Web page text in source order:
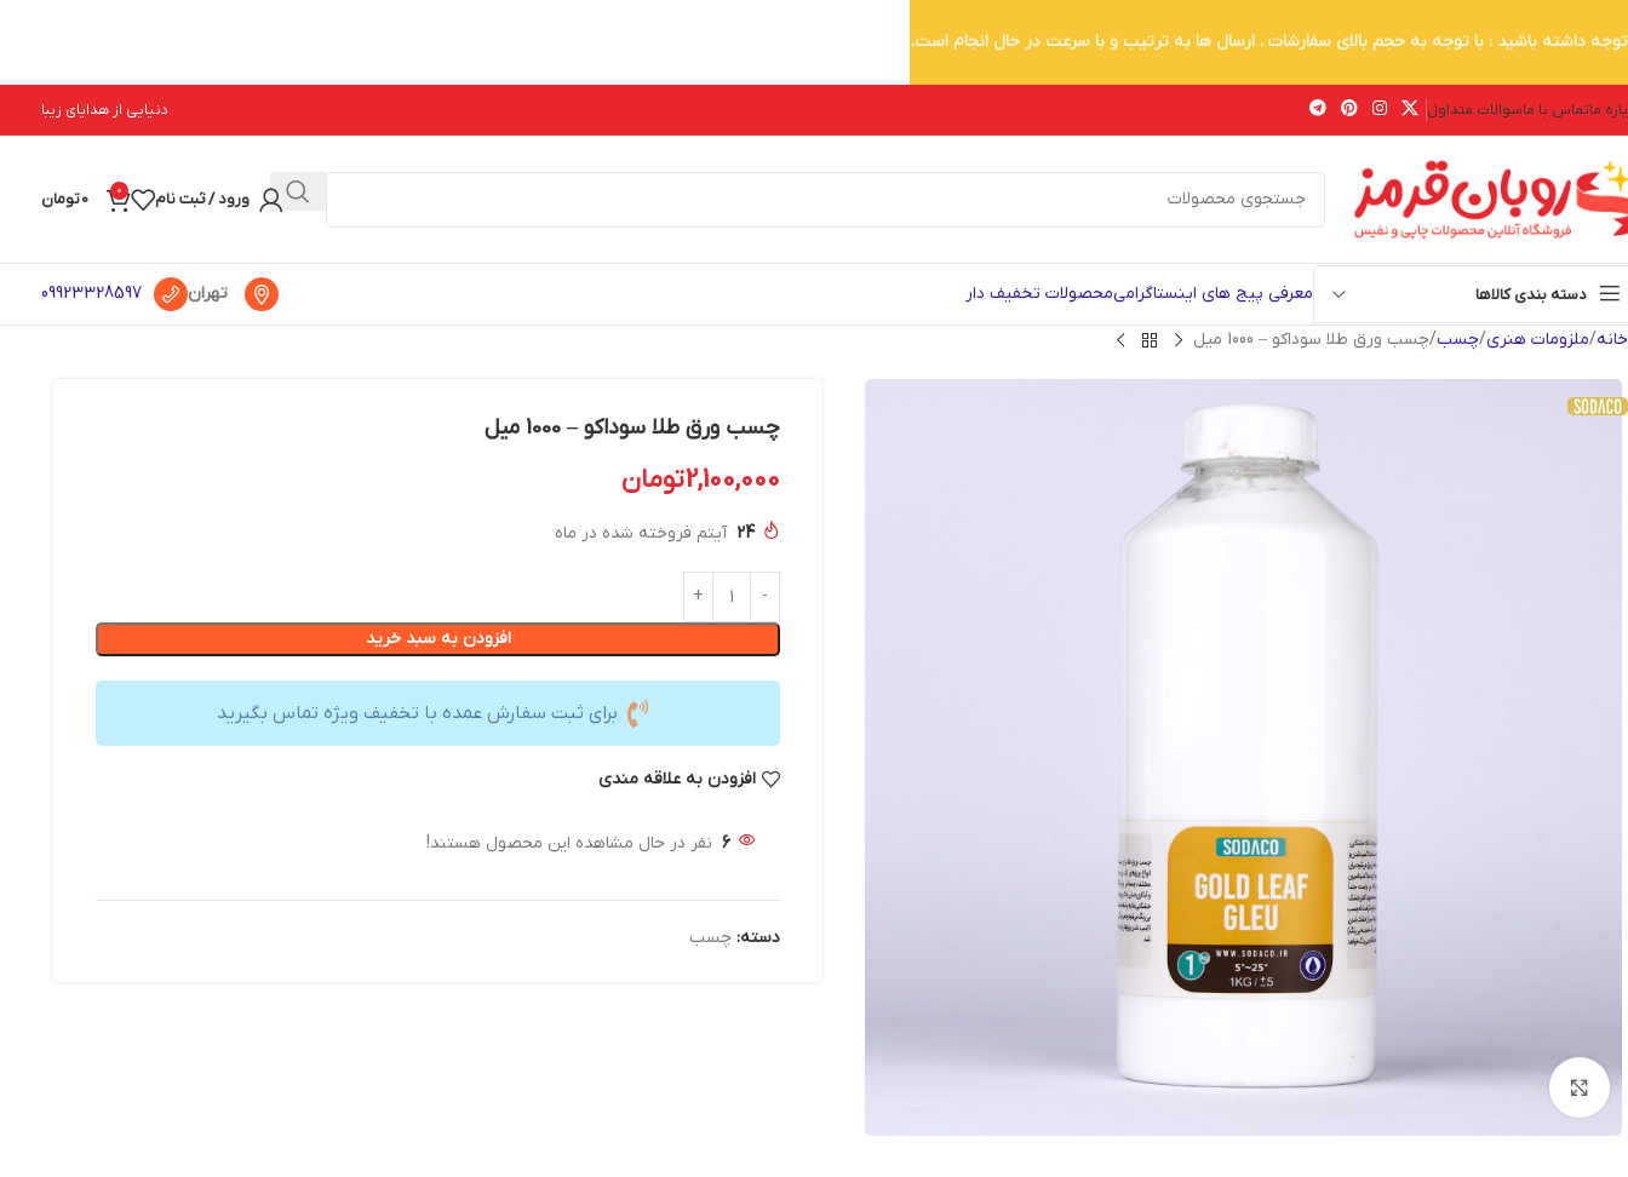
ماتماس با ماسوالات متداول دنیایی از هدایای زیبا
ورود / ثبت نام 0
0تومان
دسته بندی کالاها معرفی پیج های اینستاگرامیمحصولات تخفیف دار تهران 09923328597
خانه ملزومات هنری چسب چسب ورق طلا سوداکو – 1000 میل
چسب ورق طلا سوداکو – 1000 میل
2,100,000تومان
24 آیتم فروخته شده در ماه
افزودن به سبد خرید
برای ثبت سفارش عمده با تخفیف ویژه تماس بگیرید
افزودن به علاقه مندی
6 نفر در حال مشاهده این محصول هستند!
دسته: چسب
توجه داشته باشید : با توجه به حجم بالای سفارشات . ارسال ها به ترتیب و با سرعت در حال انجام است.